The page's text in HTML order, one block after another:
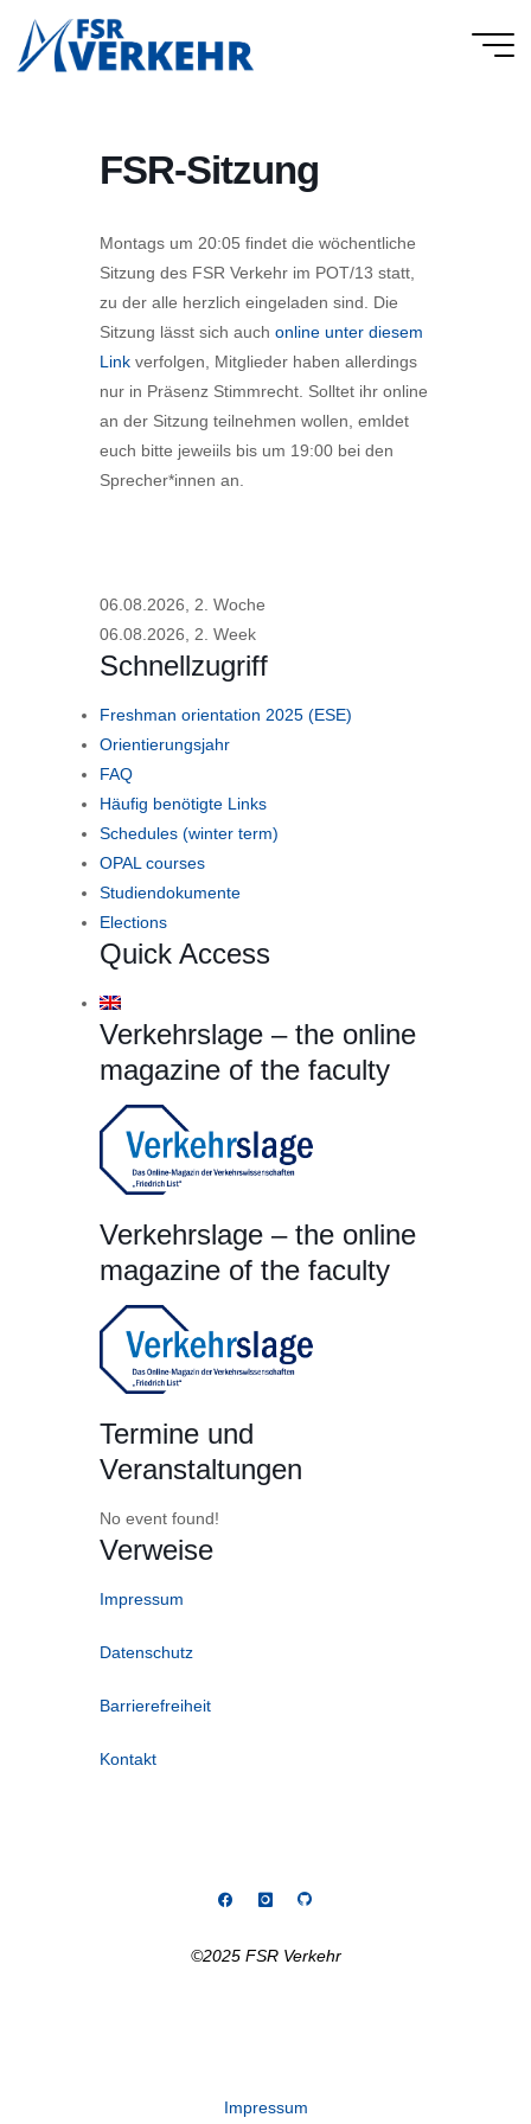
content
FSR-Sitzung
Montags um 20:05 findet die wöchentliche
Sitzung des FSR Verkehr im POT/13 statt,
zu der alle herzlich eingeladen sind. Die
Sitzung lässt sich auch online unter diesem
Link verfolgen, Mitglieder haben allerdings
nur in Präsenz Stimmrecht. Solltet ihr online
an der Sitzung teilnehmen wollen, emldet
euch bitte jeweiils bis um 19:00 bei den
Sprecher*innen an.
06.08.2026, 2. Woche
06.08.2026, 2. Week
Schnellzugriff
Freshman orientation 2025 (ESE)
Orientierungsjahr
FAQ
Häufig benötigte Links
Schedules (winter term)
OPAL courses
Studiendokumente
Elections
Quick Access
Verkehrslage – the online
magazine of the faculty
Verkehrslage – the online
magazine of the faculty
Termine und
Veranstaltungen
No event found!
Verweise
Impressum
Datenschutz
Barrierefreiheit
Kontakt
©2025 FSR Verkehr
Impressum